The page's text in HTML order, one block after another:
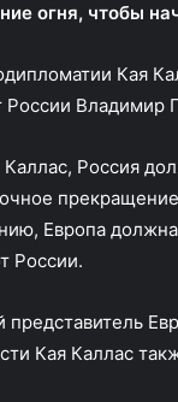
огня, чтобы
Кая
России Владимир
Россия
Европа должна
России.
представитель
Кая Каллас